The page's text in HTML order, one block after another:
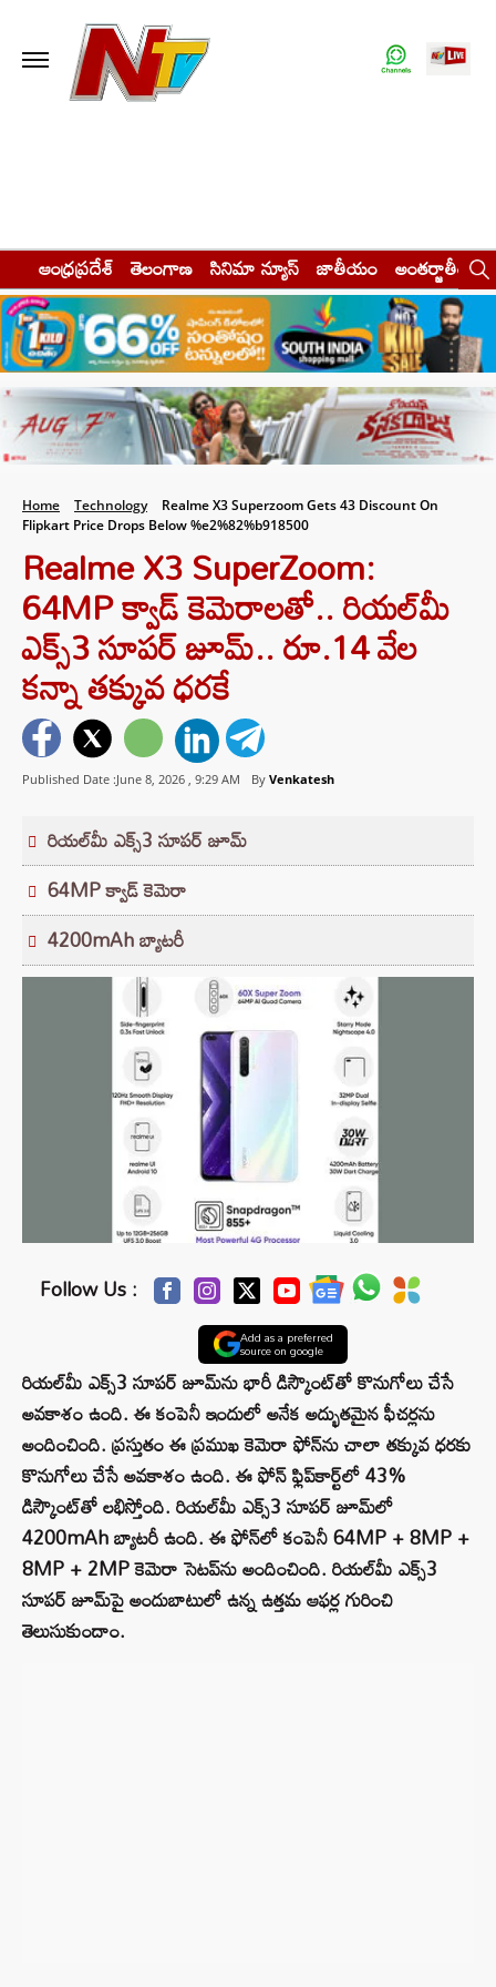
ఆంధ్రప్రదేశ్ తెలంగాణ సినిమా న్యూస్ జాతీయం అంతర్జాతీయం
Home Technology
Realme X3 Superzoom Gets 43 Discount On
Flipkart Price Drops Below %e2%82%b918500
Realme X3 SuperZoom:
64MP క్వాడ్ కెమెరాలతో.. రియల్‌మీ
ఎక్స్3 సూపర్ జూమ్.. రూ.14 వేల
కన్నా తక్కువ ధరకే
Published Date :June 8, 2026 , 9:29 AM By Venkatesh
రియల్‌మీ ఎక్స్3 సూపర్ జూమ్
64MP క్వాడ్ కెమెరా
4200mAh బ్యాటరీ
Follow Us :
Add as a preferred
source on google
రియల్‌మీ ఎక్స్3 సూపర్ జూమ్‌ను భారీ డిస్కౌంట్‌తో కొనుగోలు చేసే
అవకాశం ఉంది. ఈ కంపెనీ ఇందులో అనేక అద్భుతమైన ఫీచర్లను
అందించింది. ప్రస్తుతం ఈ ప్రముఖ కెమెరా ఫోన్‌ను చాలా తక్కువ ధరకు
కొనుగోలు చేసే అవకాశం ఉంది. ఈ ఫోన్ ఫ్లిప్‌కార్ట్‌లో 43%
డిస్కౌంట్‌తో లభిస్తోంది. రియల్‌మీ ఎక్స్3 సూపర్ జూమ్‌లో
4200mAh బ్యాటరీ ఉంది. ఈ ఫోన్‌లో కంపెనీ 64MP + 8MP +
8MP + 2MP కెమెరా సెటప్‌ను అందించింది. రియల్‌మీ ఎక్స్3
సూపర్ జూమ్‌పై అందుబాటులో ఉన్న ఉత్తమ ఆఫర్ల గురించి
తెలుసుకుందాం.